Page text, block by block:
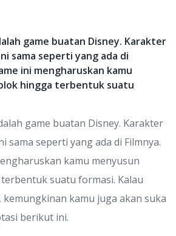
game buatan Disney. Karakter
sama seperti yang ada di
ini mengharuskan kamu
hingga terbentuk suatu
game buatan Disney. Karakter
sama seperti yang ada di Filmnya.
kamu menyusun
suatu formasi. Kalau
kemungkinan kamu juga akan suka
berikut ini.